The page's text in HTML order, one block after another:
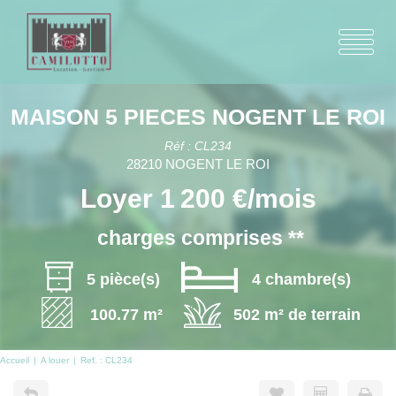
MAISON 5 PIECES NOGENT LE ROI
Réf : CL234
28210 NOGENT LE ROI
Loyer 1 200 €/mois
charges comprises **
5 pièce(s)
4 chambre(s)
100.77 m²
502 m² de terrain
Accueil A louer Ref. : CL234